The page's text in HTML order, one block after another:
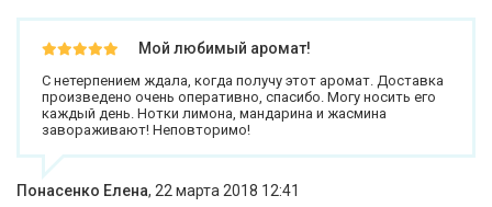
Мой любимый аромат!
С нетерпением ждала, когда получу этот аромат. Доставка
произведено очень оперативно, спасибо. Могу носить его
каждый день. Нотки лимона, мандарина и жасмина
завораживают! Неповторимо!
Понасенко Елена, 22 марта 2018 12:41